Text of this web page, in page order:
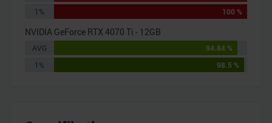
1%
100 %
NVIDIA GeForce RTX 4070 Ti - 12GB
AVG
94.84 %
1%
98.5 %